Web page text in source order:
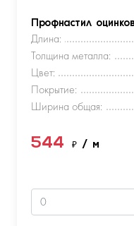
Профнастил
Длина:
Толщина металла:
Цвет:
Покрытие:
Ширина общая:
544 ₽ / м